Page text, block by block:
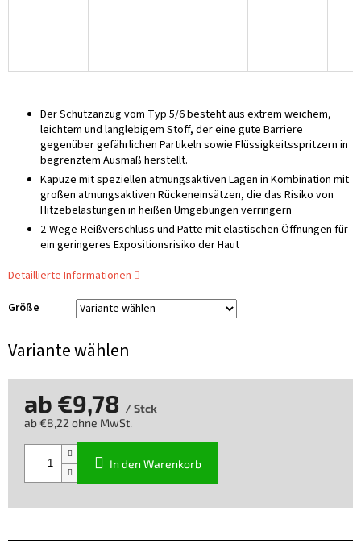
Variante wählen
Größe
Der Schutzanzug vom Typ 5/6 besteht aus extrem weichem,
leichtem und langlebigem Stoff, der eine gute Barriere
gegenüber gefährlichen Partikeln sowie Flüssigkeitsspritzern in
begrenztem Ausmaß herstellt.
Kapuze mit speziellen atmungsaktiven Lagen in Kombination mit
großen atmungsaktiven Rückeneinsätzen, die das Risiko von
Hitzebelastungen in heißen Umgebungen verringern
2-Wege-Reißverschluss und Patte mit elastischen Öffnungen für
ein geringeres Expositionsrisiko der Haut
Detaillierte Informationen
ab €9,78 / Stck
ab€8,22 ohne MwSt.
In den Warenkorb